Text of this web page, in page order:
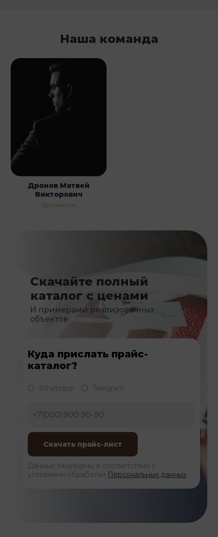
Наша команда
Дронов Матвей
Викторович
Должность
Скачайте полный
каталог с ценами
И примерами реализованных
объектов
Куда прислать прайс-
каталог?
Whatsapp Telegram
Данные защищены в соответствии с
условиями обработки Персональных данных